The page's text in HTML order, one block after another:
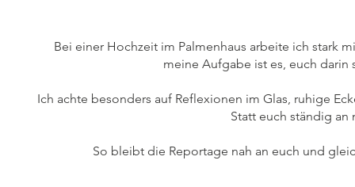
Bei einer Hochzeit im Palmenhaus arbeite ich stark
meine Aufgabe ist es, euch darin
Ich achte besonders auf Reflexionen im Glas, ruhige
Statt euch ständig
So bleibt die Reportage nah an euch und